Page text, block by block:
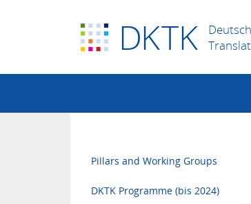
DKTK
Pillars and Working Groups
DKTK Programme (bis 2024)